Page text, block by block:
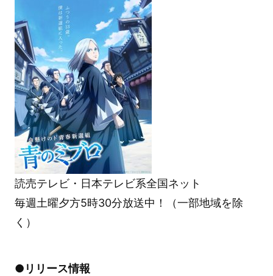
読売テレビ・日本テレビ系全国ネット
毎週土曜夕方5時30分放送中！（一部地域を除
く）
●リリース情報